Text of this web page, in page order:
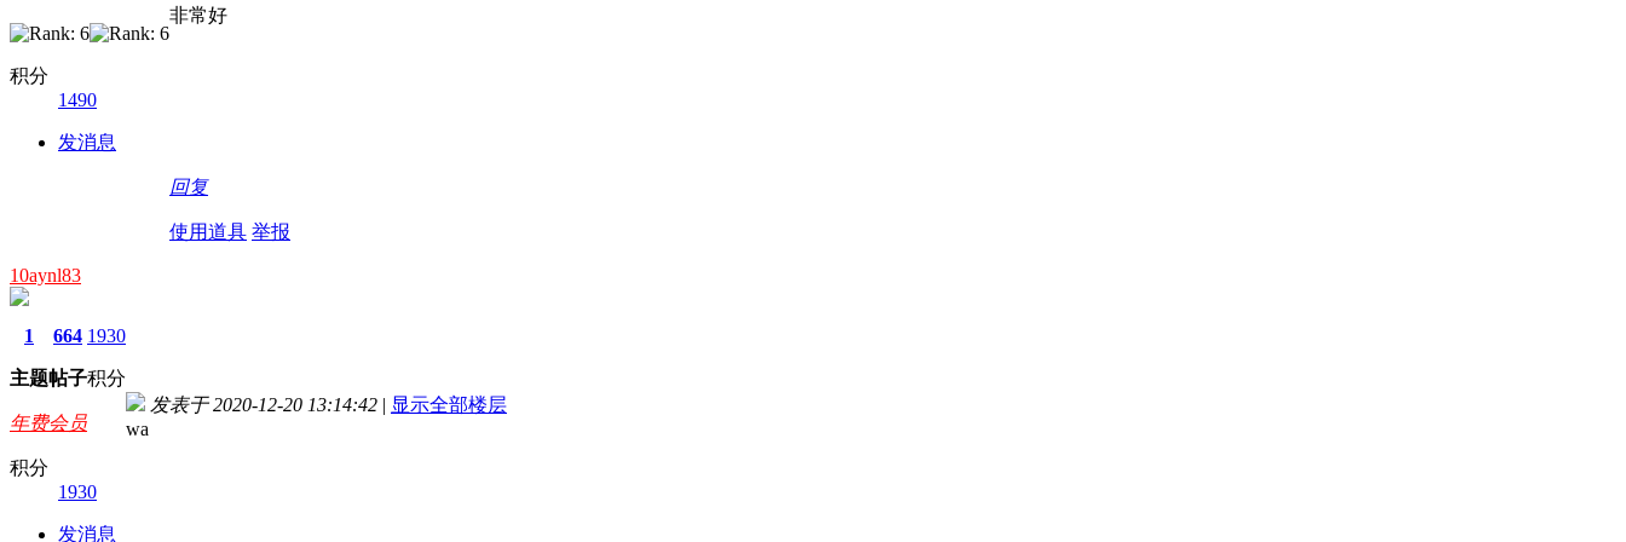
积分
1490
发消息
非常好
回复
使用道具 举报
10aynl83
1
主题
664
帖子
1930
积分
年费会员
积分
1930
发消息
发表于 2020-12-20 13:14:42 | 显示全部楼层
wa